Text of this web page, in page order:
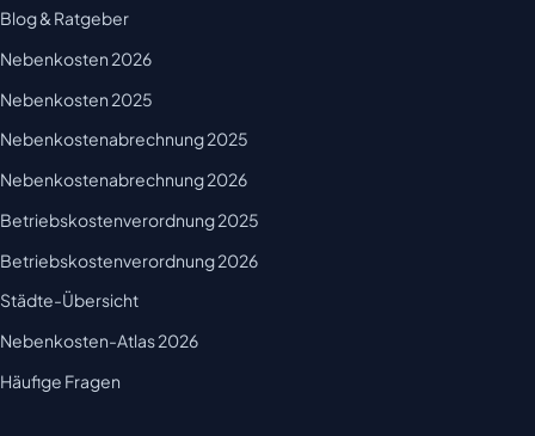
Blog & Ratgeber
Nebenkosten 2026
Nebenkosten 2025
Nebenkostenabrechnung 2025
Nebenkostenabrechnung 2026
Betriebskostenverordnung 2025
Betriebskostenverordnung 2026
Städte-Übersicht
Nebenkosten-Atlas 2026
Häufige Fragen